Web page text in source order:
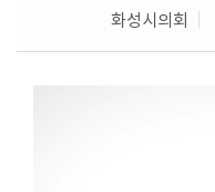
식
화성시의회